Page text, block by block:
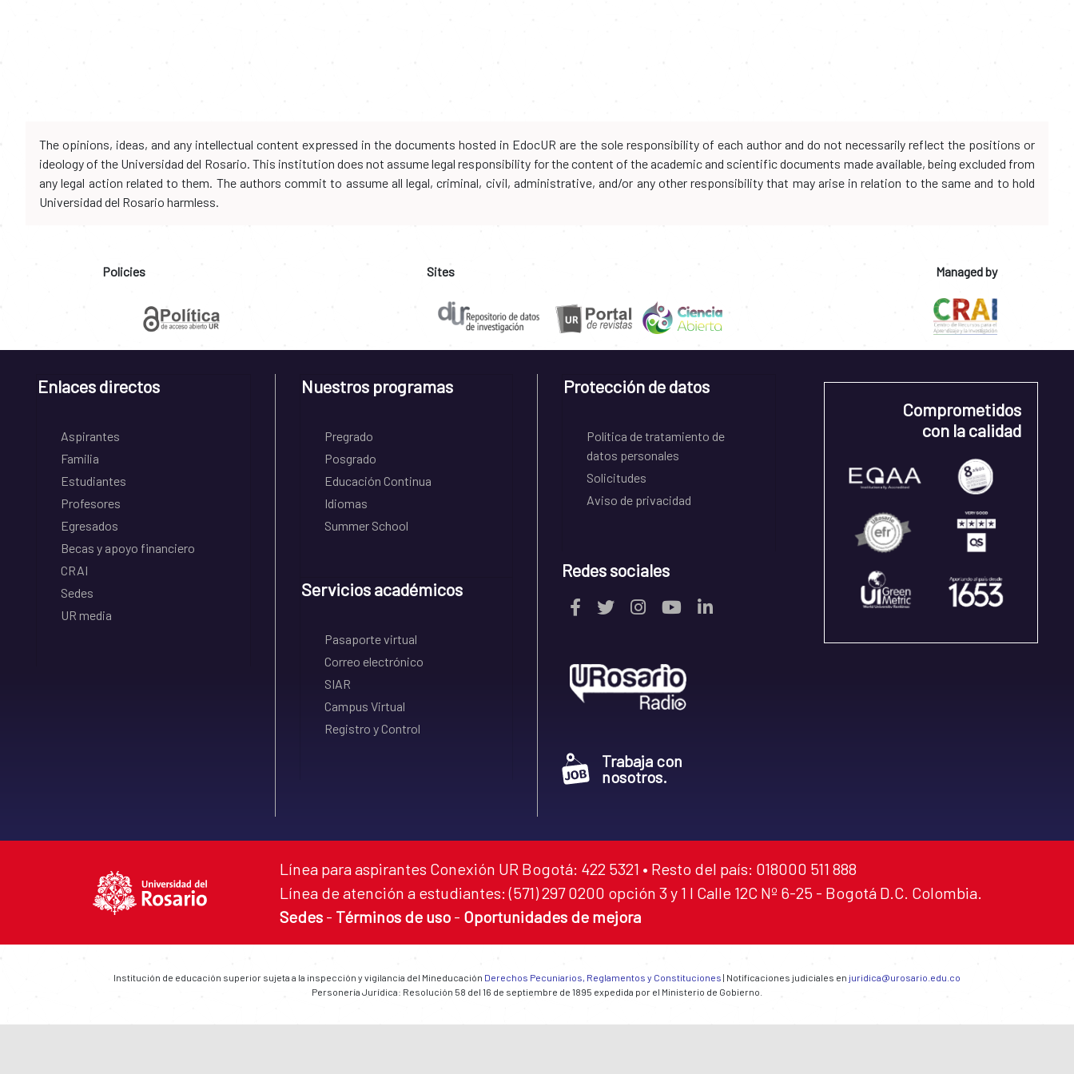
The opinions, ideas, and any intellectual content expressed in the documents hosted in EdocUR are the sole responsibility of each author and do not necessarily reflect the positions or
ideology of the Universidad del Rosario. This institution does not assume legal responsibility for the content of the academic and scientific documents made available, being excluded from
any legal action related to them. The authors commit to assume all legal, criminal, civil, administrative, and/or any other responsibility that may arise in relation to the same and to hold
Universidad del Rosario harmless.
Policies Sites Managed by
Enlaces directos
Aspirantes
Familia
Estudiantes
Profesores
Egresados
Becas y apoyo financiero
CRAI
Sedes
UR media
Nuestros programas
Pregrado
Posgrado
Educación Continua
Idiomas
Summer School
Servicios académicos
Pasaporte virtual
Correo electrónico
SIAR
Campus Virtual
Registro y Control
Protección de datos
Política de tratamiento de
datos personales
Solicitudes
Aviso de privacidad
Redes sociales
Trabaja con
nosotros.
Comprometidos
con la calidad
Línea para aspirantes Conexión UR Bogotá: 422 5321 • Resto del país: 018000 511 888
Línea de atención a estudiantes: (571) 297 0200 opción 3 y 1 I Calle 12C Nº 6-25 - Bogotá D.C. Colombia.
Sedes - Términos de uso - Oportunidades de mejora
Institución de educación superior sujeta a la inspección y vigilancia del Mineducación Derechos Pecuniarios, Reglamentos y Constituciones | Notificaciones judiciales en juridica@urosario.edu.co
Personería Jurídica: Resolución 58 del 16 de septiembre de 1895 expedida por el Ministerio de Gobierno.